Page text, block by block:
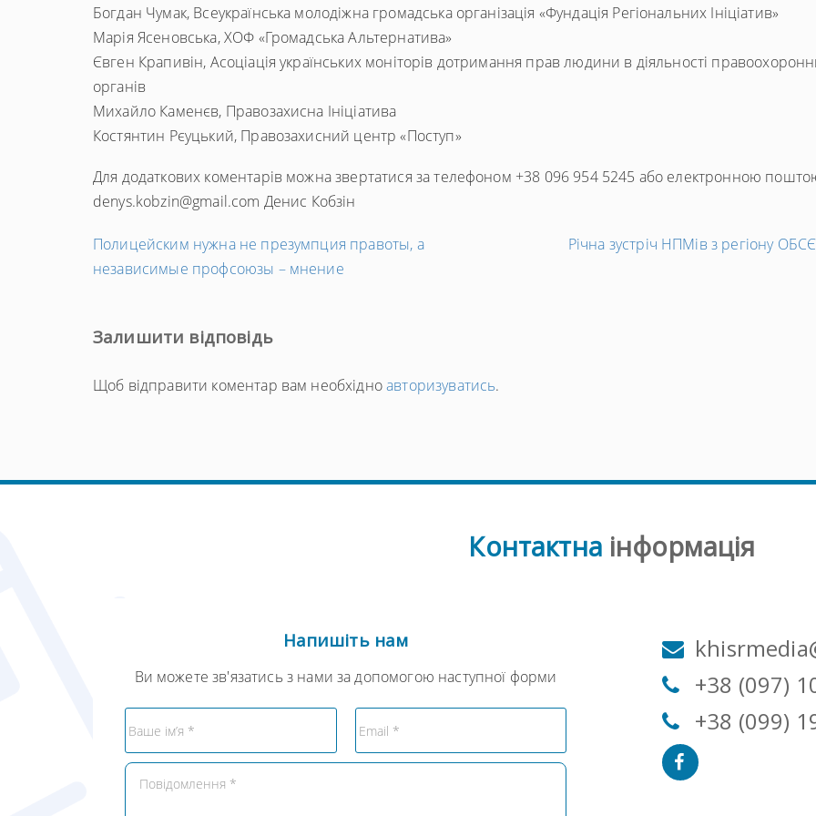
Богдан Чумак, Всеукраїнська молодіжна громадська організація «Фундація Регіональних Ініціатив»
Марія Ясеновська, ХОФ «Громадська Альтернатива»
Євген Крапивін, Асоціація українських моніторів дотримання прав людини в діяльності
органів
Михайло Каменєв, Правозахисна Ініціатива
Костянтин Рєуцький, Правозахисний центр «Поступ»
Для додаткових коментарів можна звертатися за телефоном +38 096 954 5245 або електронною
denys.kobzin@gmail.com Денис Кобзін
←
Попередній
Полицейским нужна не презумпция правоты, а
независимые профсоюзы – мнение
Річна зустріч НПМів з регіону ОБСЄ
Залишити відповідь
Щоб відправити коментар вам необхідноавторизуватись.
Контактна інформація
Напишіть нам
Ви можете зв'язатись з нами за допомогою наступної форми
+38 (097)
+38 (099)